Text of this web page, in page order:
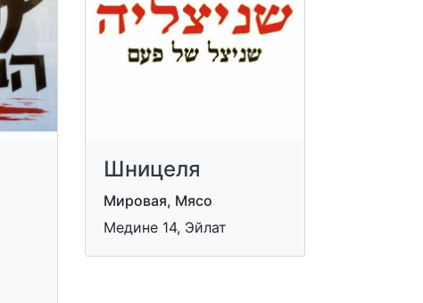
Шницеля
Мировая, Мясо
Медине 14, Эйлат